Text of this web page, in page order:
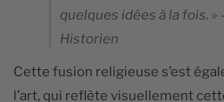
quelques idées à la fois.
Historien
Cette fusion religieuse s’est
l’art, qui reflète visuellement